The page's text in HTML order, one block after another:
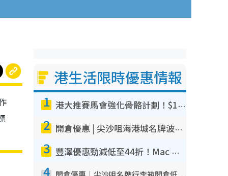
港生活限時優惠情報
1 港大推賽馬會強化骨骼計劃！$100骨質密度X光檢查 完成免費運動訓練送超市禮券！附參加資格
2 開倉優惠 | 尖沙咀海港城名牌波鞋開倉低至1折！On鞋$899起／Joy&Peace鞋履$98起
3 豐澤優惠勁減低至44折！Mac mini/iPhone17Pro大減價！廚房家電$220起
4